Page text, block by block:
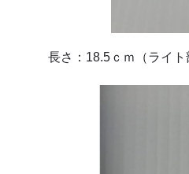
長さ：18.5ｃｍ（ライ